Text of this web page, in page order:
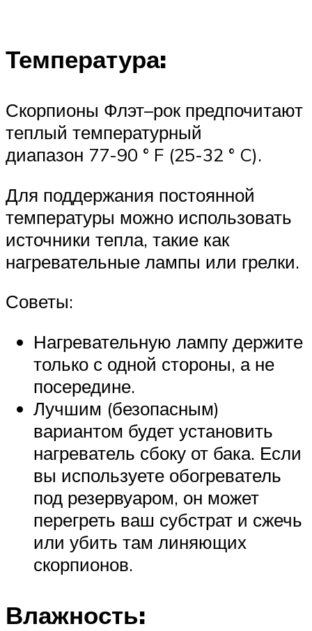
Температура:
Скорпионы Флэт–рок предпочитают
теплый температурный
диапазон 77-90 ° F (25-32 ° C).
Для поддержания постоянной
температуры можно использовать
источники тепла, такие как
нагревательные лампы или грелки.
Советы:
Нагревательную лампу держите
только с одной стороны, а не
посередине.
Лучшим (безопасным)
вариантом будет установить
нагреватель сбоку от бака. Если
вы используете обогреватель
под резервуаром, он может
перегреть ваш субстрат и сжечь
или убить там линяющих
скорпионов.
Влажность: